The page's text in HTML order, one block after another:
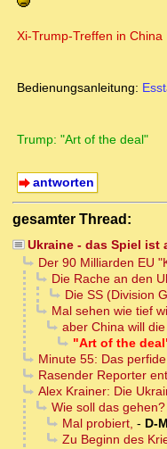
Xi-Trump-Treffen in China
Bedienungsanleitung:
Trump: "Art of the deal"
antworten
gesamter Thread:
Ukraine - das Spiel ist
Der 90 Milliarden EU
Die Rache an den
Die SS (Division
Mal sehen wie tief
aber China will
"Art of the
Minute 55: Das
Rasender Reporter
Alex Krainer: Die
Wie soll das gehen?
Mal probiert, - D-
Zu Beginn des